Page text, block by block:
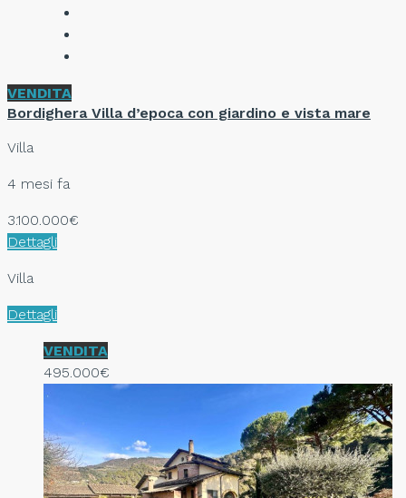
VENDITA
Bordighera Villa d’epoca con giardino e vista mare
Villa
4 mesi fa
3.100.000€
Dettagli
Villa
Dettagli
VENDITA
495.000€